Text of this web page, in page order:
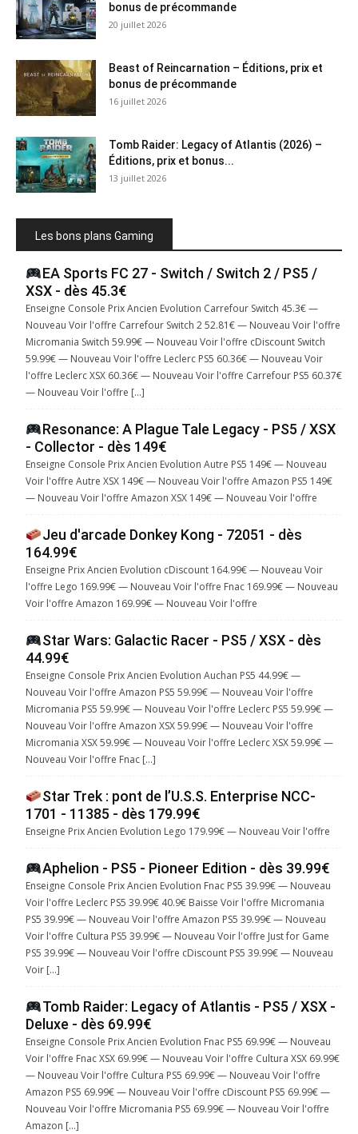
bonus de précommande
20 juillet 2026
Beast of Reincarnation – Éditions, prix et
bonus de précommande
16 juillet 2026
Tomb Raider: Legacy of Atlantis (2026) –
Éditions, prix et bonus...
13 juillet 2026
Les bons plans Gaming
EA Sports FC 27 - Switch / Switch 2 / PS5 /
XSX - dès 45.3€
Enseigne Console Prix Ancien Evolution Carrefour Switch 45.3€ —
Nouveau Voir l'offre Carrefour Switch 2 52.81€ — Nouveau Voir l'offre
Micromania Switch 59.99€ — Nouveau Voir l'offre cDiscount Switch
59.99€ — Nouveau Voir l'offre Leclerc PS5 60.36€ — Nouveau Voir
l'offre Leclerc XSX 60.36€ — Nouveau Voir l'offre Carrefour PS5 60.37€
— Nouveau Voir l'offre […]
Resonance: A Plague Tale Legacy - PS5 / XSX
- Collector - dès 149€
Enseigne Console Prix Ancien Evolution Autre PS5 149€ — Nouveau
Voir l'offre Autre XSX 149€ — Nouveau Voir l'offre Amazon PS5 149€
— Nouveau Voir l'offre Amazon XSX 149€ — Nouveau Voir l'offre
Jeu d'arcade Donkey Kong - 72051 - dès
164.99€
Enseigne Prix Ancien Evolution cDiscount 164.99€ — Nouveau Voir
l'offre Lego 169.99€ — Nouveau Voir l'offre Fnac 169.99€ — Nouveau
Voir l'offre Amazon 169.99€ — Nouveau Voir l'offre
Star Wars: Galactic Racer - PS5 / XSX - dès
44.99€
Enseigne Console Prix Ancien Evolution Auchan PS5 44.99€ —
Nouveau Voir l'offre Amazon PS5 59.99€ — Nouveau Voir l'offre
Micromania PS5 59.99€ — Nouveau Voir l'offre Leclerc PS5 59.99€ —
Nouveau Voir l'offre Amazon XSX 59.99€ — Nouveau Voir l'offre
Micromania XSX 59.99€ — Nouveau Voir l'offre Leclerc XSX 59.99€ —
Nouveau Voir l'offre Fnac […]
Star Trek : pont de l’U.S.S. Enterprise NCC-
1701 - 11385 - dès 179.99€
Enseigne Prix Ancien Evolution Lego 179.99€ — Nouveau Voir l'offre
Aphelion - PS5 - Pioneer Edition - dès 39.99€
Enseigne Console Prix Ancien Evolution Fnac PS5 39.99€ — Nouveau
Voir l'offre Leclerc PS5 39.99€ 40.9€ Baisse Voir l'offre Micromania
PS5 39.99€ — Nouveau Voir l'offre Amazon PS5 39.99€ — Nouveau
Voir l'offre Cultura PS5 39.99€ — Nouveau Voir l'offre Just for Game
PS5 39.99€ — Nouveau Voir l'offre cDiscount PS5 39.99€ — Nouveau
Voir […]
Tomb Raider: Legacy of Atlantis - PS5 / XSX -
Deluxe - dès 69.99€
Enseigne Console Prix Ancien Evolution Fnac PS5 69.99€ — Nouveau
Voir l'offre Fnac XSX 69.99€ — Nouveau Voir l'offre Cultura XSX 69.99€
— Nouveau Voir l'offre Cultura PS5 69.99€ — Nouveau Voir l'offre
Amazon PS5 69.99€ — Nouveau Voir l'offre cDiscount PS5 69.99€ —
Nouveau Voir l'offre Micromania PS5 69.99€ — Nouveau Voir l'offre
Amazon […]